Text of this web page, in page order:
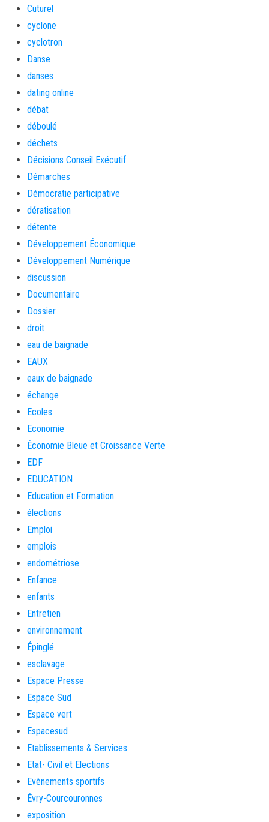
Cuturel
cyclone
cyclotron
Danse
danses
dating online
débat
déboulé
déchets
Décisions Conseil Exécutif
Démarches
Démocratie participative
dératisation
détente
Développement Économique
Développement Numérique
discussion
Documentaire
Dossier
droit
eau de baignade
EAUX
eaux de baignade
échange
Ecoles
Economie
Économie Bleue et Croissance Verte
EDF
EDUCATION
Education et Formation
élections
Emploi
emplois
endométriose
Enfance
enfants
Entretien
environnement
Épinglé
esclavage
Espace Presse
Espace Sud
Espace vert
Espacesud
Etablissements & Services
Etat- Civil et Elections
Evènements sportifs
Évry-Courcouronnes
exposition